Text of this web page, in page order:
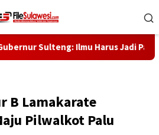
Ilmu Harus Jadi Panglima
B Lamakarate
Pilwalkot Palu